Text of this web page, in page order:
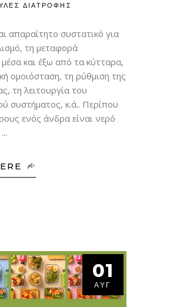
ΔΙΑΤΡΟΦΗΣ
απαραίτητο συστατικό για
τη μεταφορά
και έξω από τα κύτταρα,
ομοιόσταση, τη ρύθμιση της
τη λειτουργία του
συστήματος, κ.ά.. Περίπου
ενός άνδρα είναι νερό
01
ΑΥΓ